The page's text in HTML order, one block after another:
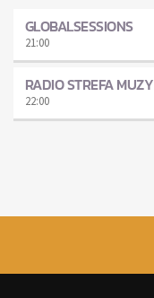
GLOBALSESSIONS
21:00
RADIO STREFA MUZY
22:00